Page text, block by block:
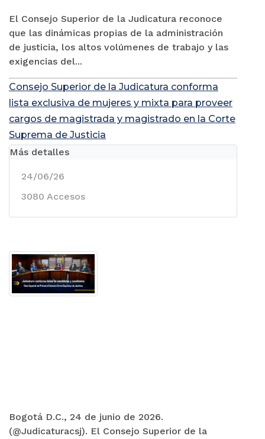
El Consejo Superior de la Judicatura reconoce
que las dinámicas propias de la administración
de justicia, los altos volúmenes de trabajo y las
exigencias del...
Consejo Superior de la Judicatura conforma
lista exclusiva de mujeres y mixta para proveer
cargos de magistrada y magistrado en la Corte
Suprema de Justicia
Bogotá D.C., 24 de junio de 2026.
(@Judicaturacsj). El Consejo Superior de la
Más detalles
24/06/26
3080 Accesos